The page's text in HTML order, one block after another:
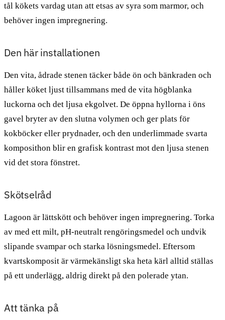
tål kökets vardag utan att etsas av syra som marmor, och
behöver ingen impregnering.
Den här installationen
Den vita, ådrade stenen täcker både ön och bänkraden och
håller köket ljust tillsammans med de vita högblanka
luckorna och det ljusa ekgolvet. De öppna hyllorna i öns
gavel bryter av den slutna volymen och ger plats för
kokböcker eller prydnader, och den underlimmade svarta
komposithon blir en grafisk kontrast mot den ljusa stenen
vid det stora fönstret.
Skötselråd
Lagoon är lättskött och behöver ingen impregnering. Torka
av med ett milt, pH-neutralt rengöringsmedel och undvik
slipande svampar och starka lösningsmedel. Eftersom
kvartskomposit är värmekänsligt ska heta kärl alltid ställas
på ett underlägg, aldrig direkt på den polerade ytan.
Att tänka på